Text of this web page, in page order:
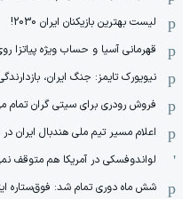
لیست بهترین بازیکنان ایران 2030!
قهرمانی آسیا و حساب ویژه پیاتزا
نیویورک تایمز: جنگ ایران،
فروش رودری برای سیتی گران تمام
اعلام مسیر تیم ملی هندبال ایران در
لواندوفسکی در آمریکا هم متوقف
شش ماه دوری تمام شد: فوق‌ستاره